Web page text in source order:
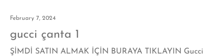
February 7, 2024
gucci çanta 1
ŞİMDİ SATIN ALMAK İÇİN BURAYA TIKLAYIN Gucci